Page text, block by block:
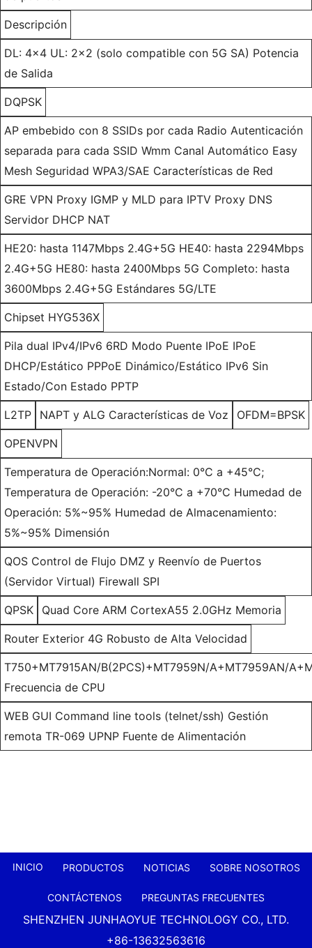
Descripción
DL: 4x4 UL: 2x2 (solo compatible con 5G SA) Potencia
de Salida
DQPSK
AP embebido con 8 SSIDs por cada Radio Autenticación
separada para cada SSID Wmm Canal Automático Easy
Mesh Seguridad WPA3/SAE Características de Red
GRE VPN Proxy IGMP y MLD para IPTV Proxy DNS
Servidor DHCP NAT
HE20: hasta 1147Mbps 2.4G+5G HE40: hasta 2294Mbps
2.4G+5G HE80: hasta 2400Mbps 5G Completo: hasta
3600Mbps 2.4G+5G Estándares 5G/LTE
Chipset HYG536X
Pila dual IPv4/IPv6 6RD Modo Puente IPoE IPoE
DHCP/Estático PPPoE Dinámico/Estático IPv6 Sin
Estado/Con Estado PPTP
L2TP NAPT y ALG Características de Voz OFDM=BPSK
OPENVPN
Temperatura de Operación:Normal: 0°C a +45°C;
Temperatura de Operación: -20°C a +70°C Humedad de
Operación: 5%~95% Humedad de Almacenamiento:
5%~95% Dimensión
QOS Control de Flujo DMZ y Reenvío de Puertos
(Servidor Virtual) Firewall SPI
QPSK Quad Core ARM CortexA55 2.0GHz Memoria
Router Exterior 4G Robusto de Alta Velocidad
T750+MT7915AN/B(2PCS)+MT7959N/A+MT7959AN/
Frecuencia de CPU
WEB GUI Command line tools (telnet/ssh) Gestión
remota TR-069 UPNP Fuente de Alimentación
INICIO PRODUCTOS NOTICIAS SOBRE NOSOTROS
CONTÁCTENOS PREGUNTAS FRECUENTES
SHENZHEN JUNHAOYUE TECHNOLOGY CO., LTD.
+86-13632563616